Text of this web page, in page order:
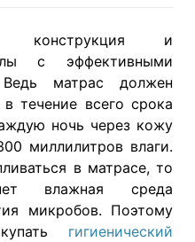
конструкция и
с эффективными
матрас должен
течение всего срока
ночь через кожу
миллилитров влаги.
в матрасе, то
влажная среда
микробов. Поэтому
гигиенический